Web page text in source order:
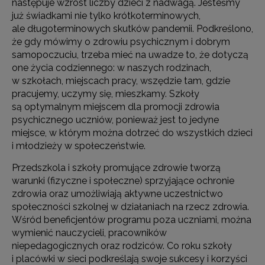
następuje wzrost liczby dzieci z nadwagą. Jesteśmy
już świadkami nie tylko krótkoterminowych,
ale długoterminowych skutków pandemii. Podkreślono,
że gdy mówimy o zdrowiu psychicznym i dobrym
samopoczuciu, trzeba mieć na uwadze to, że dotyczą
one życia codziennego: w naszych rodzinach,
w szkołach, miejscach pracy, wszędzie tam, gdzie
pracujemy, uczymy się, mieszkamy. Szkoły
są optymalnym miejscem dla promocji zdrowia
psychicznego uczniów, ponieważ jest to jedyne
miejsce, w którym można dotrzeć do wszystkich dzieci
i młodzieży w społeczeństwie.
Przedszkola i szkoły promujące zdrowie tworzą
warunki (fizyczne i społeczne) sprzyjające ochronie
zdrowia oraz umożliwiają aktywne uczestnictwo
społeczności szkolnej w działaniach na rzecz zdrowia.
Wśród beneficjentów programu poza uczniami, można
wymienić nauczycieli, pracowników
niepedagogicznych oraz rodziców. Co roku szkoły
i placówki w sieci podkreślają swoje sukcesy i korzyści